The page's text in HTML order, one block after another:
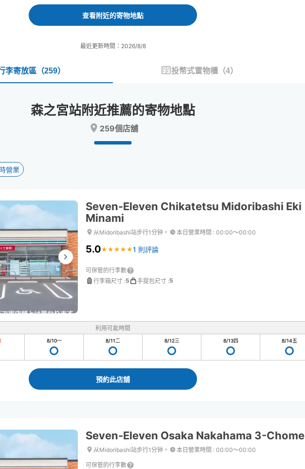
forward
to
the
calendar
select
the
changing
backward
interact
select
the
changing
查看附近的寄物地點
最近更新時間：2026/8/8
李寄放區 （259） 投幣式置物櫃 （4）
森之宮站附近推薦的寄物地點
259個店舖
營業
Seven-Eleven Chikatetsu Midoribashi Eki
Minami
从Midoribashi站步行1分钟。 本日營業時間 : 00:00〜00:00
5.0★ ★ ★ ★ ★
★ ★ ★ ★ ★1 則評論
可保管的行李數
行李箱尺寸 :5 手提包尺寸 :5
利用可能時間
8/10一 8/11二 8/12三 8/13四 8/14五
預約此店舖
Seven-Eleven Osaka Nakahama 3-Chome
从Midoribashi站步行1分钟。 本日營業時間 : 00:00〜00:00
可保管的行李數